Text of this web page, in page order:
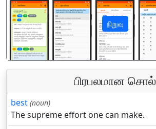
நிறுவு
पिछला
பிரபலமான சொல்
best (noun)
The supreme effort one can make.